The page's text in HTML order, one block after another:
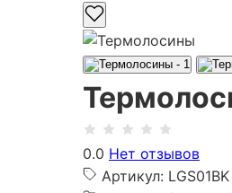
0.0 Нет отзывов
Артикул: LGS01BK